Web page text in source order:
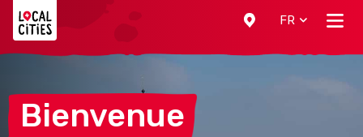
FR
Bienvenue